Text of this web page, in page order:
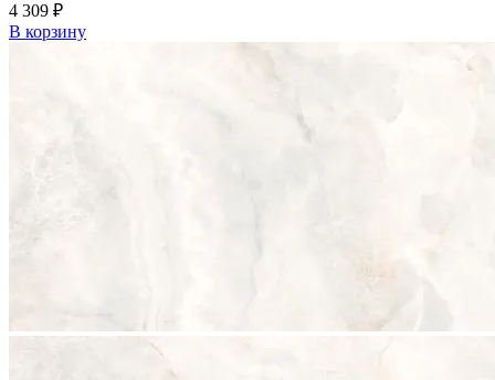
4 309 ₽
В корзину